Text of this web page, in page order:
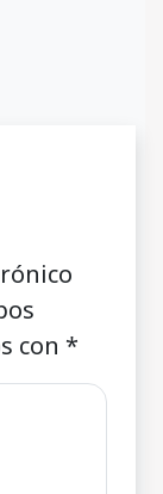
con *